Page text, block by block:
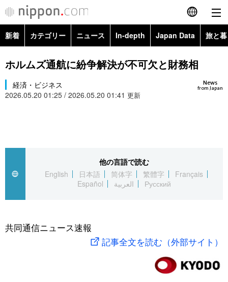
English
简体字
カテゴリー
新着 カテゴリー ニュース In-depth Japan Data 旅と
政治・外交
経済・ビジネス
Topics
Images
ホルムズ通航に紛争解決が不可欠と財務相
News
from Japan
経済・ビジネス
2026.05.20 01:25 / 2026.05.20 01:41 更新
他の言語で読む
English
日本語 简体字 繁體字
Français
Español
العربية Русский
共同通信ニュース速報
記事全文を読む（外部サイト）